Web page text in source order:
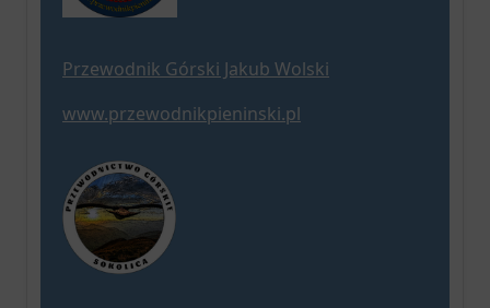
Przewodnik Górski Jakub Wolski
www.przewodnikpieninski.pl